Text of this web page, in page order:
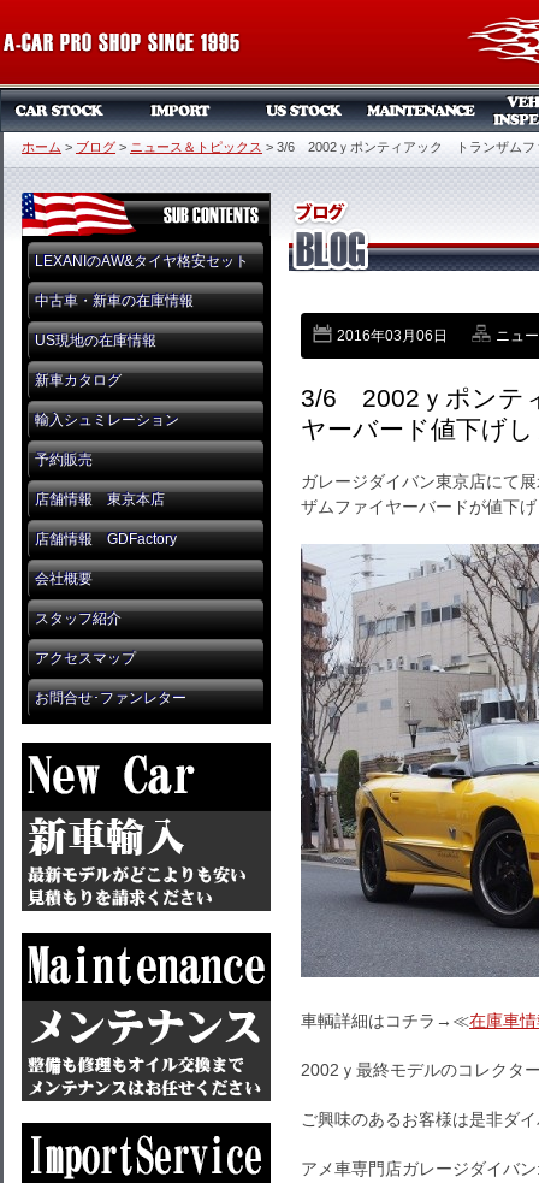
ホーム > ブログ > ニュース＆トピックス > 3/6 2002ｙポンティアック トランザムフ
LEXANIのAW&タイヤ格安セット
中古車・新車の在庫情報
US現地の在庫情報
新車カタログ
輸入シュミレーション
予約販売
店舗情報 東京本店
店舗情報 GDFactory
会社概要
スタッフ紹介
アクセスマップ
お問合せ･ファンレター
2016年03月06日 ニュ
3/6 2002ｙポンテ
ヤーバード値下げ
ガレージダイバン東京店にて
ザムファイヤーバードが値下
車輌詳細はコチラ→≪在庫車
2002ｙ最終モデルのコレクタ
ご興味のあるお客様は是非ダ
アメ車専門店ガレージダイバ